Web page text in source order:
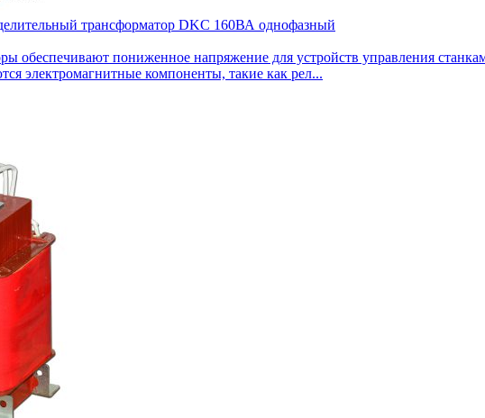
трансформатор DKC 160ВА однофазный
пониженное напряжение для устройств управления
электромагнитные компоненты, такие как рел...